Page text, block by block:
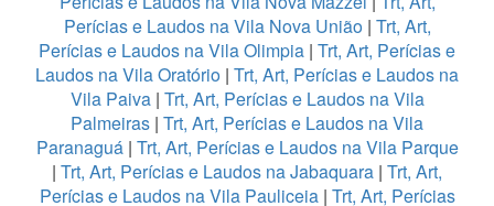
Perícias e Laudos na Vila Nova União| Trt, Art,
Perícias e Laudos na Vila Olimpia | Trt, Art, Perícias e
Laudos na Vila Oratório | Trt, Art, Perícias e Laudos na
Vila Paiva| Trt, Art, Perícias e Laudos na Vila
Palmeiras | Trt, Art, Perícias e Laudos na Vila
Paranaguá| Trt, Art, Perícias e Laudos na Vila Parque
| Trt, Art, Perícias e Laudos na Jabaquara | Trt, Art,
Perícias e Laudos na Vila Pauliceia| Trt, Art, Perícias